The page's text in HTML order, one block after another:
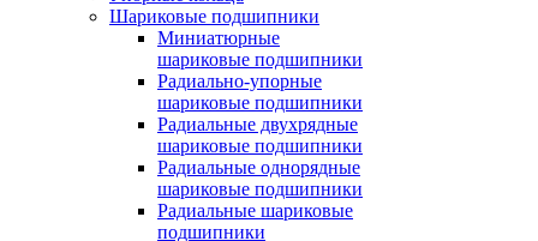
Шариковые подшипники
Миниатюрные
шариковые подшипники
Радиально-упорные
шариковые подшипники
Радиальные двухрядные
шариковые подшипники
Радиальные однорядные
шариковые подшипники
Радиальные шариковые
подшипники